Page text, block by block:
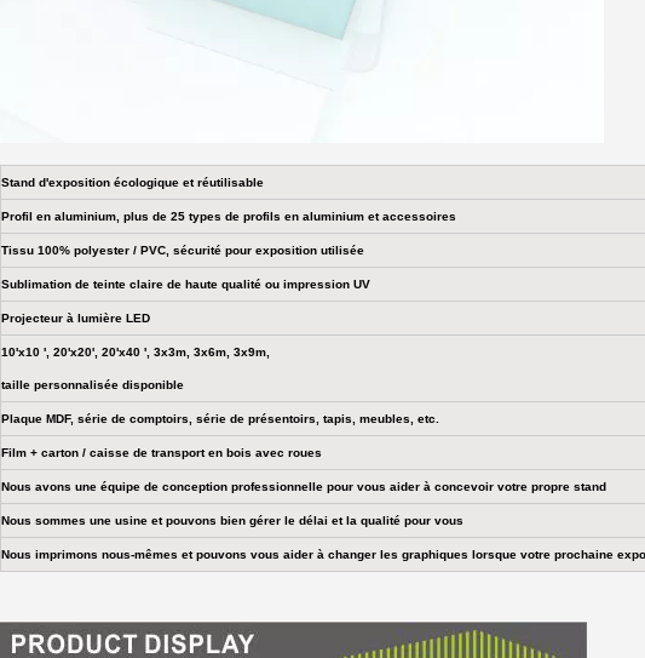
Stand d'exposition écologique et réutilisable
Profil en aluminium, plus de 25 types de profils en aluminium et accessoires
Tissu 100% polyester / PVC, sécurité pour exposition utilisée
Sublimation de teinte claire de haute qualité ou impression UV
Projecteur à lumière LED
10'x10 ', 20'x20', 20'x40 ', 3x3m, 3x6m, 3x9m,
taille personnalisée disponible
Plaque MDF, série de comptoirs, série de présentoirs, tapis, meubles, etc.
Film + carton / caisse de transport en bois avec roues
Nous avons une équipe de conception professionnelle pour vous aider à concevoir votre propre stand
Nous sommes une usine et pouvons bien gérer le délai et la qualité pour vous
Nous imprimons nous-mêmes et pouvons vous aider à changer les graphiques lorsque votre prochaine